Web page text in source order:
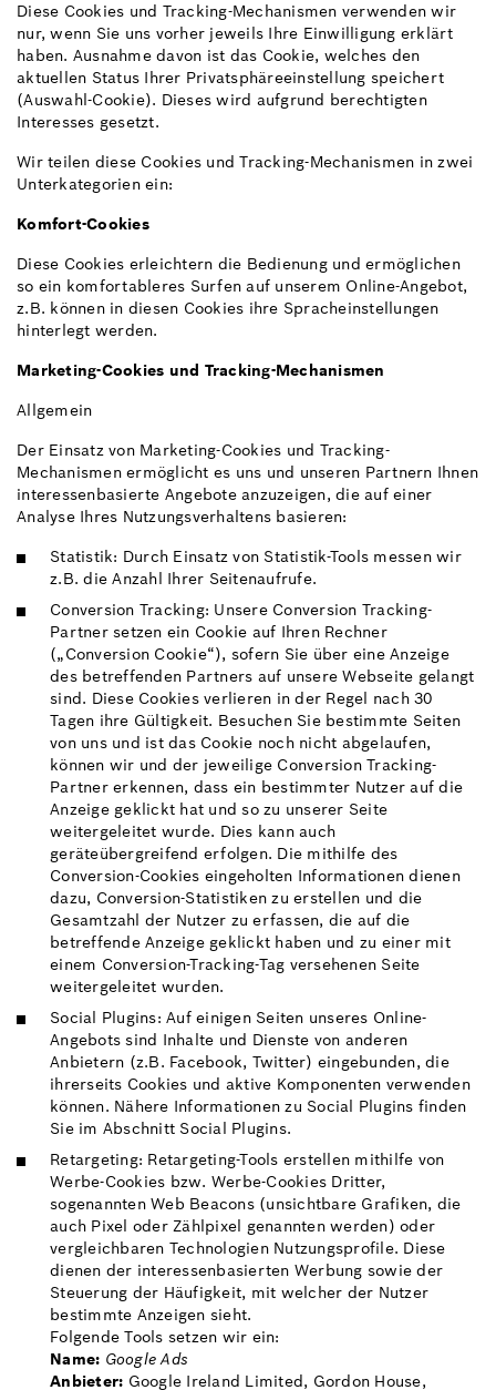
Diese Cookies und Tracking-Mechanismen verwenden wir
nur, wenn Sie uns vorher jeweils Ihre Einwilligung erklärt
haben. Ausnahme davon ist das Cookie, welches den
aktuellen Status Ihrer Privatsphäreeinstellung speichert
(Auswahl-Cookie). Dieses wird aufgrund berechtigten
Interesses gesetzt.
Wir teilen diese Cookies und Tracking-Mechanismen in zwei
Unterkategorien ein:
Komfort-Cookies
Diese Cookies erleichtern die Bedienung und ermöglichen
so ein komfortableres Surfen auf unserem Online-Angebot,
z.B. können in diesen Cookies ihre Spracheinstellungen
hinterlegt werden.
Marketing-Cookies und Tracking-Mechanismen
Allgemein
Der Einsatz von Marketing-Cookies und Tracking-
Mechanismen ermöglicht es uns und unseren Partnern Ihnen
interessenbasierte Angebote anzuzeigen, die auf einer
Analyse Ihres Nutzungsverhaltens basieren:
Statistik: Durch Einsatz von Statistik-Tools messen wir
z.B. die Anzahl Ihrer Seitenaufrufe.
Conversion Tracking: Unsere Conversion Tracking-
Partner setzen ein Cookie auf Ihren Rechner
(„Conversion Cookie“), sofern Sie über eine Anzeige
des betreffenden Partners auf unsere Webseite gelangt
sind. Diese Cookies verlieren in der Regel nach 30
Tagen ihre Gültigkeit. Besuchen Sie bestimmte Seiten
von uns und ist das Cookie noch nicht abgelaufen,
können wir und der jeweilige Conversion Tracking-
Partner erkennen, dass ein bestimmter Nutzer auf die
Anzeige geklickt hat und so zu unserer Seite
weitergeleitet wurde. Dies kann auch
geräteübergreifend erfolgen. Die mithilfe des
Conversion-Cookies eingeholten Informationen dienen
dazu, Conversion-Statistiken zu erstellen und die
Gesamtzahl der Nutzer zu erfassen, die auf die
betreffende Anzeige geklickt haben und zu einer mit
einem Conversion-Tracking-Tag versehenen Seite
weitergeleitet wurden.
Social Plugins: Auf einigen Seiten unseres Online-
Angebots sind Inhalte und Dienste von anderen
Anbietern (z.B. Facebook, Twitter) eingebunden, die
ihrerseits Cookies und aktive Komponenten verwenden
können. Nähere Informationen zu Social Plugins finden
Sie im Abschnitt Social Plugins.
Retargeting: Retargeting-Tools erstellen mithilfe von
Werbe-Cookies bzw. Werbe-Cookies Dritter,
sogenannten Web Beacons (unsichtbare Grafiken, die
auch Pixel oder Zählpixel genannten werden) oder
vergleichbaren Technologien Nutzungsprofile. Diese
dienen der interessenbasierten Werbung sowie der
Steuerung der Häufigkeit, mit welcher der Nutzer
bestimmte Anzeigen sieht.
Folgende Tools setzen wir ein:
Name: Google Ads
Anbieter: Google Ireland Limited, Gordon House,